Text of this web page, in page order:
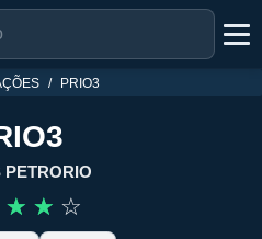
PRIO3
PETRORIO
☆ ☆ ☆